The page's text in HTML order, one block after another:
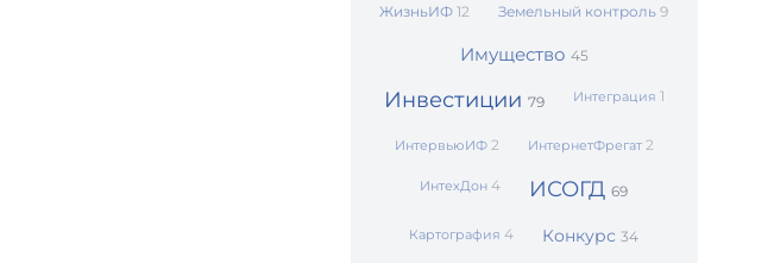
ЖизньИФ12 Земельный контроль9
Имущество 45
Инвестиции 79 Интеграция 1
ИнтервьюИФ 2 ИнтернетФрегат 2
ИнтехДон4 ИСОГД69
Картография4 Конкурс34